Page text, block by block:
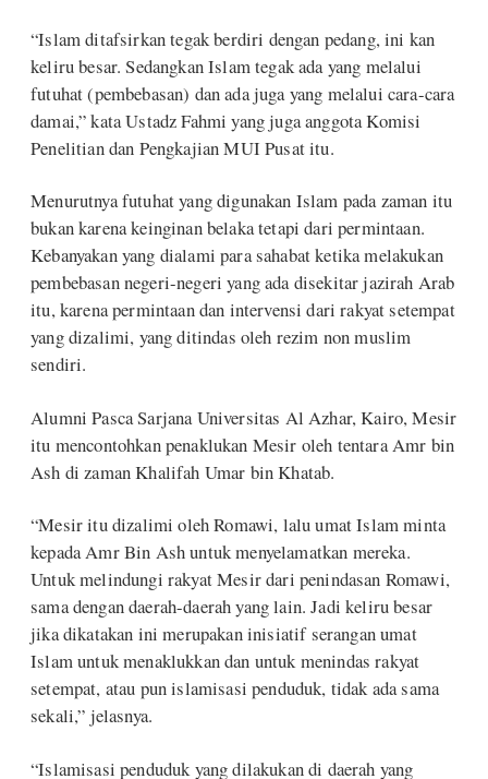
“Islam ditafsirkan tegak berdiri dengan pedang, ini kan
keliru besar. Sedangkan Islam tegak ada yang melalui
futuhat (pembebasan) dan ada juga yang melalui cara-cara
damai,” kata Ustadz Fahmi yang juga anggota Komisi
Penelitian dan Pengkajian MUI Pusat itu.
Menurutnya futuhat yang digunakan Islam pada zaman itu
bukan karena keinginan belaka tetapi dari permintaan.
Kebanyakan yang dialami para sahabat ketika melakukan
pembebasan negeri-negeri yang ada disekitar jazirah Arab
itu, karena permintaan dan intervensi dari rakyat setempat
yang dizalimi, yang ditindas oleh rezim non muslim
sendiri.
Alumni Pasca Sarjana Universitas Al Azhar, Kairo, Mesir
itu mencontohkan penaklukan Mesir oleh tentara Amr bin
Ash di zaman Khalifah Umar bin Khatab.
“Mesir itu dizalimi oleh Romawi, lalu umat Islam minta
kepada Amr Bin Ash untuk menyelamatkan mereka.
Untuk melindungi rakyat Mesir dari penindasan Romawi,
sama dengan daerah-daerah yang lain. Jadi keliru besar
jika dikatakan ini merupakan inisiatif serangan umat
Islam untuk menaklukkan dan untuk menindas rakyat
setempat, atau pun islamisasi penduduk, tidak ada sama
sekali,” jelasnya.
“Islamisasi penduduk yang dilakukan di daerah yang